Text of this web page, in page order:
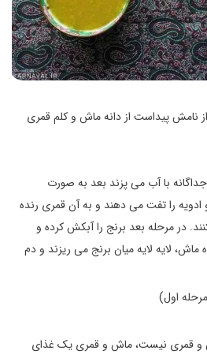
نامش پیداست از دانه ماش و کلم قمری
جداگانه با آب می پزند بعد به صورت
ادویه را تفت می دهند و به آن قمری رنده
در مرحله بعد برنج را آبکش کرده و
لایه لایه میان برنج می ریزند و دم
و قمری نیست، ماش و قمری یک غذای